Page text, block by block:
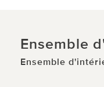
Ensemble
Ensemble